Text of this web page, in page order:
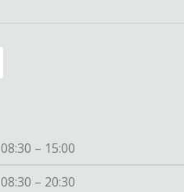
08:30 – 15:00
08:30 – 20:30